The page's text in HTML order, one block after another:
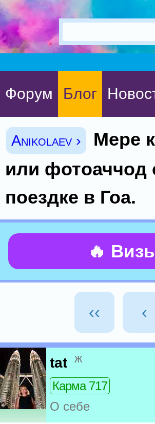
Форум Блог
Anikolaev ›
Мере
или фотоаччод
поездке в Гоа.
🔥
‹‹ ‹
tat ж
Карма 717
О себе